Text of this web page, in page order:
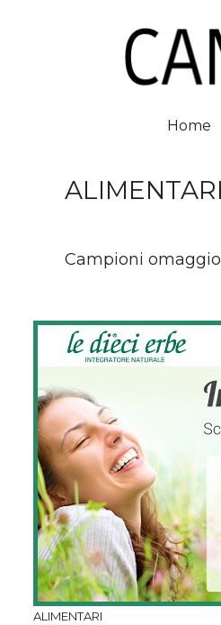
Home
ALIMENTARI
Campioni
ALIMENTARI